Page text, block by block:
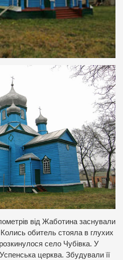
від Жаботина заснували
Колись обитель стояла в глухих
село Чубівка. У
церква. Збудували її